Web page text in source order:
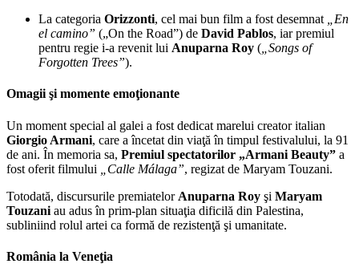
La categoria Orizzonti, cel mai bun film a fost desemnat
„En
el camino” („On the Road”) de David Pablos, iar premiul
pentru regie i-a revenit lui Anuparna Roy ( „Songs of
Forgotten Trees”).
Omagii şi momente emoţionante
Un moment special al galei a fost dedicat marelui creator italian
Giorgio Armani, care a încetat din viaţă în timpul festivalului, la 91
de ani. În memoria sa, Premiul spectatorilor „Armani Beauty” a
fost oferit filmului
„Calle Málaga”, regizat de Maryam Touzani.
Totodată, discursurile premiatelor Anuparna Roy şi Maryam
Touzani au adus în prim-plan situaţia dificilă din Palestina,
subliniind rolul artei ca formă de rezistenţă şi umanitate.
România la Veneţia